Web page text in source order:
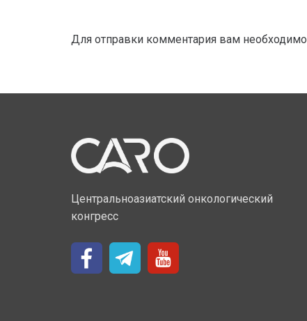
Для отправки комментария вам необходимо
Центральноазиатский онкологический
конгресс